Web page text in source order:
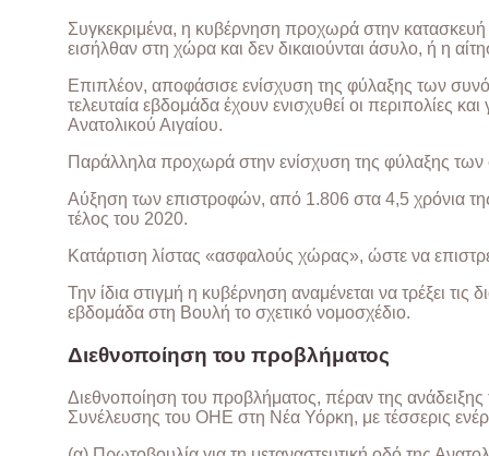
Συγκεκριμένα, η κυβέρνηση προχωρά στην
εισήλθαν στη χώρα και δεν δικαιούνται άσυλο, ή η
Επιπλέον, αποφάσισε ενίσχυση της φύλαξης των
τελευταία εβδομάδα έχουν ενισχυθεί οι περιπολίες
Ανατολικού Αιγαίου.
Παράλληλα προχωρά στην ενίσχυση της φύλαξης
Αύξηση των επιστροφών, από 1.806 στα 4,5 χρόνια
τέλος του 2020.
Κατάρτιση λίστας «ασφαλούς χώρας», ώστε να
Την ίδια στιγμή η κυβέρνηση αναμένεται να τρέξει
εβδομάδα στη Βουλή το σχετικό νομοσχέδιο.
Διεθνοποίηση του προβλήματος
Διεθνοποίηση του προβλήματος, πέραν της
Συνέλευσης του ΟΗΕ στη Νέα Υόρκη, με τέσσερις